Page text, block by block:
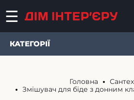
КАТЕГОРІЇ
Головна
Змішувач для біде з донним